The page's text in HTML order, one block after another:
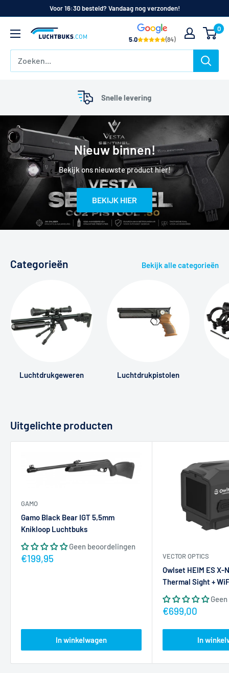
inhoud
Voor 16:30 besteld? Vandaag nog verzonden!
Luchtbuks
kopen
|
accessoires
5.0 (84)
0
Snelle levering
Nieuw binnen!
Bekijk ons nieuwste product hier!
BEKIJK HIER
Categorieën Bekijk alle categorieën
Luchtdrukgeweren Luchtdrukpistolen
Uitgelichte producten
GAMO
Gamo Black Bear IGT 5,5mm
Knikloop Luchtbuks
Geen beoordelingen
Actieprijs
€199,95
In winkelwagen
VECTOR OPTICS
Owlset HEIM ES X-
Thermal Sight +
Actieprijs
€699,00
In